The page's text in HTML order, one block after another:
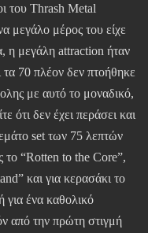
του Thrash Metal
μεγάλο μέρος του είχε
η μεγάλη attraction ήταν
τα 70 πλέον δεν πτοήθηκε
με αυτό το μοναδικό,
ότι δεν έχει περάσει και
set των 75 λεπτών
“Rotten to the Core”,
και για κερασάκι το
ένα καθολικό
από την πρώτη στιγμή